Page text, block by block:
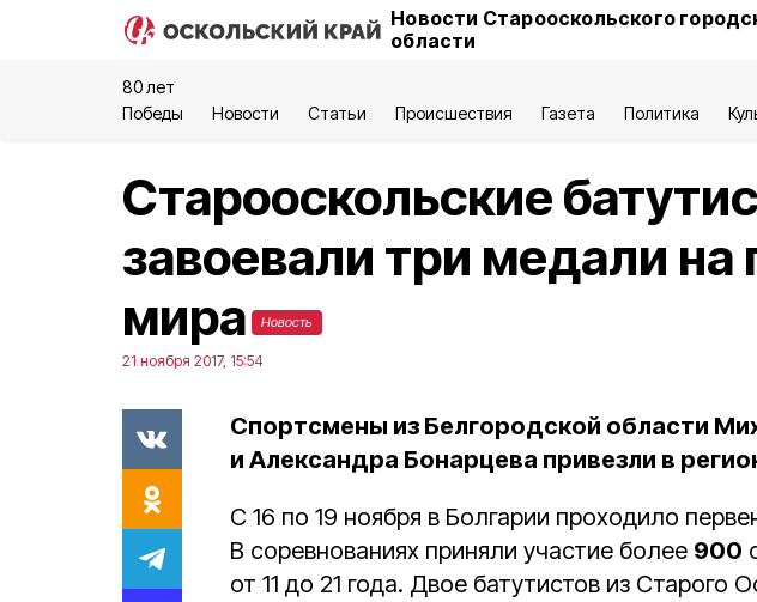
Новости Старооскольского
области
80 лет
Победы
Новости Статьи Происшествия Газета Политика
Старооскольские
завоевали три медали на
мира
Новость
21 ноября 2017, 15:54
Спортсмены из Белгородской области
и Александра Бонарцева привезли в
С 16 по 19 ноября в Болгарии проходило
В соревнованиях приняли участие более 900
от 11 до 21 года. Двое батутистов из Старого